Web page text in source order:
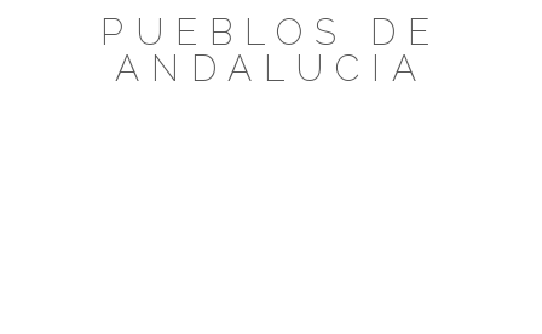
PUEBLOS DE
ANDALUCIA